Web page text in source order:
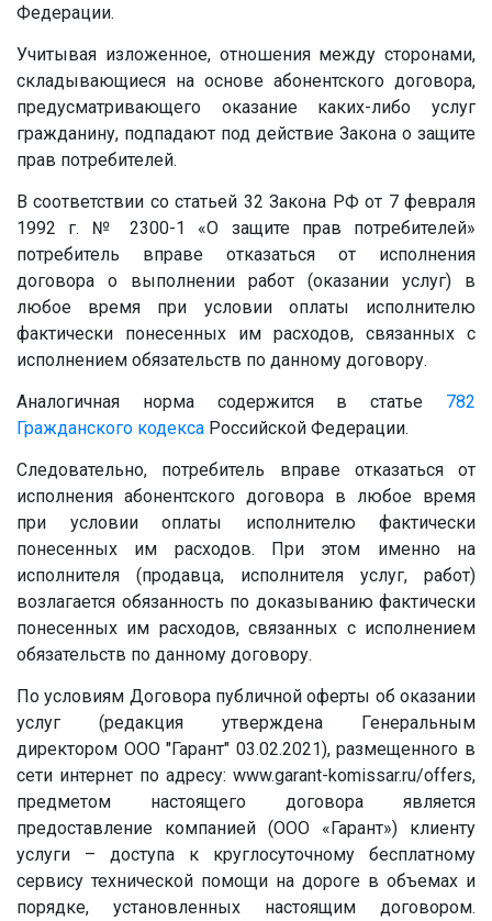
Федерации.
Учитывая изложенное, отношения между сторонами,
складывающиеся на основе абонентского договора,
предусматривающего оказание каких-либо услуг
гражданину, подпадают под действие Закона о защите
прав потребителей.
В соответствии со статьей 32 Закона РФ от 7 февраля
1992 г. № 2300-1 «О защите прав потребителей»
потребитель вправе отказаться от исполнения
договора о выполнении работ (оказании услуг) в
любое время при условии оплаты исполнителю
фактически понесенных им расходов, связанных с
исполнением обязательств по данному договору.
Аналогичная норма содержится в статье 782
Гражданского кодекса Российской Федерации.
Следовательно, потребитель вправе отказаться от
исполнения абонентского договора в любое время
при условии оплаты исполнителю фактически
понесенных им расходов. При этом именно на
исполнителя (продавца, исполнителя услуг, работ)
возлагается обязанность по доказыванию фактически
понесенных им расходов, связанных с исполнением
обязательств по данному договору.
По условиям Договора публичной оферты об оказании
услуг (редакция утверждена Генеральным
директором ООО "Гарант" 03.02.2021), размещенного в
сети интернет по адресу: www.garant-komissar.ru/offers,
предметом настоящего договора является
предоставление компанией (ООО «Гарант») клиенту
услуги – доступа к круглосуточному бесплатному
сервису технической помощи на дороге в объемах и
порядке, установленных настоящим договором.